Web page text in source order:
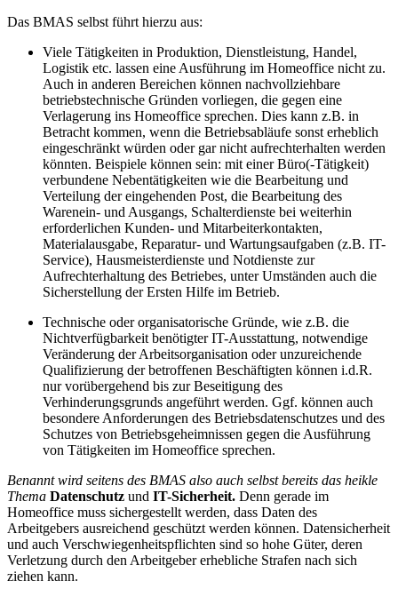
Das BMAS selbst führt hierzu aus:
Viele Tätigkeiten in Produktion, Dienstleistung, Handel,
Logistik etc. lassen eine Ausführung im Homeoffice nicht zu.
Auch in anderen Bereichen können nachvollziehbare
betriebstechnische Gründen vorliegen, die gegen eine
Verlagerung ins Homeoffice sprechen. Dies kann z.B. in
Betracht kommen, wenn die Betriebsabläufe sonst erheblich
eingeschränkt würden oder gar nicht aufrechterhalten werden
könnten. Beispiele können sein: mit einer Büro(-Tätigkeit)
verbundene Nebentätigkeiten wie die Bearbeitung und
Verteilung der eingehenden Post, die Bearbeitung des
Warenein- und Ausgangs, Schalterdienste bei weiterhin
erforderlichen Kunden- und Mitarbeiterkontakten,
Materialausgabe, Reparatur- und Wartungsaufgaben (z.B. IT-
Service), Hausmeisterdienste und Notdienste zur
Aufrechterhaltung des Betriebes, unter Umständen auch die
Sicherstellung der Ersten Hilfe im Betrieb.
Technische oder organisatorische Gründe, wie z.B. die
Nichtverfügbarkeit benötigter IT-Ausstattung, notwendige
Veränderung der Arbeitsorganisation oder unzureichende
Qualifizierung der betroffenen Beschäftigten können i.d.R.
nur vorübergehend bis zur Beseitigung des
Verhinderungsgrunds angeführt werden. Ggf. können auch
besondere Anforderungen des Betriebsdatenschutzes und des
Schutzes von Betriebsgeheimnissen gegen die Ausführung
von Tätigkeiten im Homeoffice sprechen.
Benannt wird seitens des BMAS also auch selbst bereits das heikle
Thema Datenschutz und IT-Sicherheit. Denn gerade im
Homeoffice muss sichergestellt werden, dass Daten des
Arbeitgebers ausreichend geschützt werden können. Datensicherheit
und auch Verschwiegenheitspflichten sind so hohe Güter, deren
Verletzung durch den Arbeitgeber erhebliche Strafen nach sich
ziehen kann.